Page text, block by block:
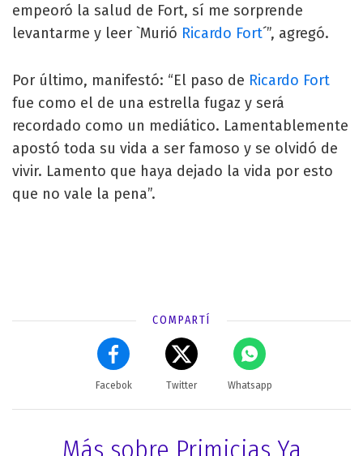
empeoró la salud de Fort, sí me sorprende
levantarme y leer `Murió Ricardo Fort´”, agregó.
Por último, manifestó: “El paso de Ricardo Fort
fue como el de una estrella fugaz y será
recordado como un mediático. Lamentablemente
apostó toda su vida a ser famoso y se olvidó de
vivir. Lamento que haya dejado la vida por esto
que no vale la pena”.
COMPARTÍ
Facebok Twitter Whatsapp
Más sobre Primicias Ya